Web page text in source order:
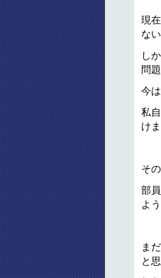
現
な
し
問
今
私
け
そ
部
よ
ま
と